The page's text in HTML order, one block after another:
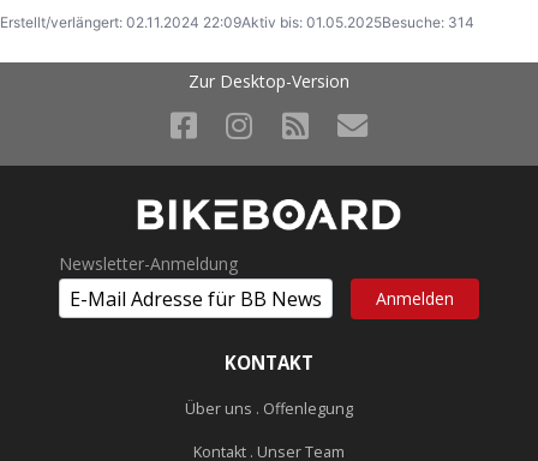
Erstellt/verlängert: 02.11.2024 22:09Aktiv bis: 01.05.2025Besuche: 314
Zur Desktop-Version
Newsletter-Anmeldung
KONTAKT
Über uns . Offenlegung
Kontakt . Unser Team